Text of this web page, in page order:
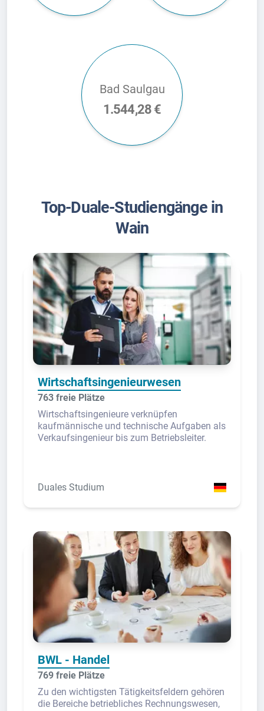
Bad Saulgau
1.544,28 €
Top-Duale-Studiengänge in
Wain
Wirtschaftsingenieurwesen
763 freie Plätze
Wirtschaftsingenieure verknüpfen
kaufmännische und technische Aufgaben als
Verkaufsingenieur bis zum Betriebsleiter.
Duales Studium
BWL - Handel
769 freie Plätze
Zu den wichtigsten Tätigkeitsfeldern gehören
die Bereiche betriebliches Rechnungswesen,